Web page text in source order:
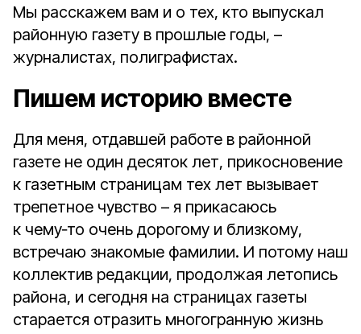
Мы расскажем вам и о тех, кто выпускал
районную газету в прошлые годы, –
журналистах, полиграфистах.
Пишем историю вместе
Для меня, отдавшей работе в районной
газете не один десяток лет, прикосновение
к газетным страницам тех лет вызывает
трепетное чувство – я прикасаюсь
к чему‑то очень дорогому и близкому,
встречаю знакомые фамилии. И потому наш
коллектив редакции, продолжая летопись
района, и сегодня на страницах газеты
старается отразить многогранную жизнь